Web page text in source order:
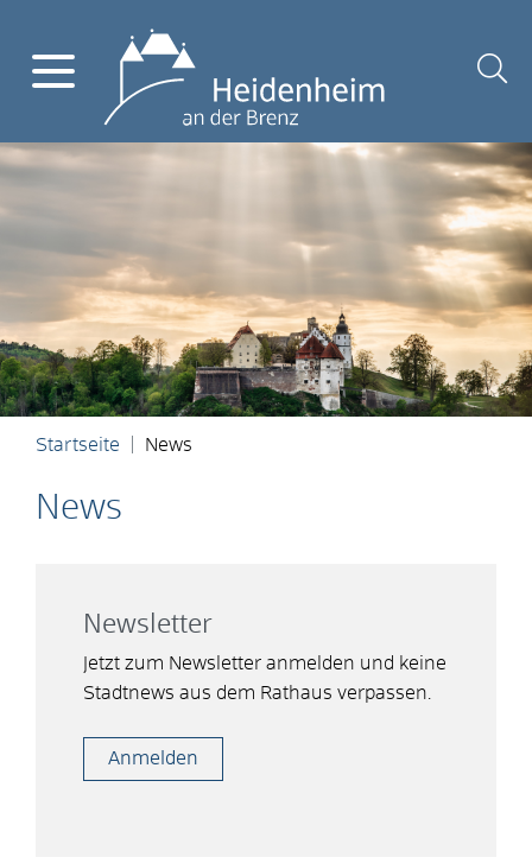
Startseite News
News
Newsletter
Jetzt zum Newsletter anmelden und keine
Stadtnews aus dem Rathaus verpassen.
Anmelden